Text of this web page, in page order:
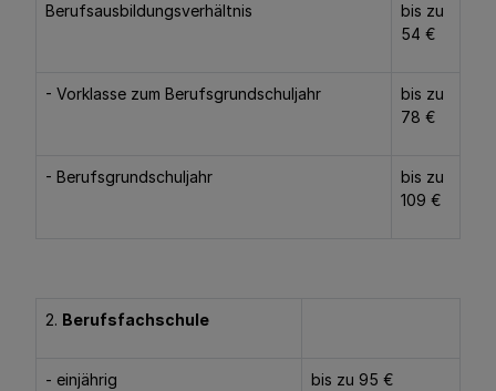
Berufsausbildungsverhältnis
bis zu
54 €
- Vorklasse zum Berufsgrundschuljahr
bis zu
78 €
- Berufsgrundschuljahr
bis zu
109 €
2. Berufsfachschule
- einjährig bis zu 95 €